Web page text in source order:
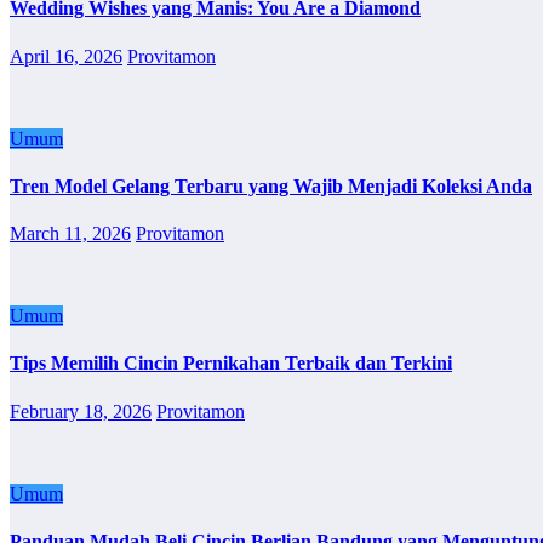
Wedding Wishes yang Manis: You Are a Diamond
April 16, 2026 Provitamon
Umum
Tren Model Gelang Terbaru yang Wajib Menjadi Koleksi Anda
March 11, 2026 Provitamon
Umum
Tips Memilih Cincin Pernikahan Terbaik dan Terkini
February 18, 2026 Provitamon
Umum